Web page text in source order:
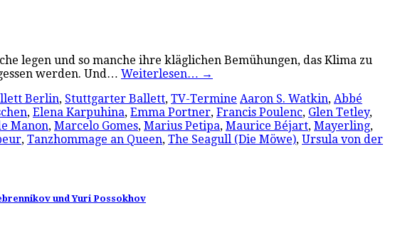
legen und so manche ihre kläglichen Bemühungen, das Klima zu
werden. Und… Weiterlesen… →
Berlin, Stuttgarter Ballett, TV-Termine Aaron S. Watkin, Abbé
, Elena Karpuhina, Emma Portner, Francis Poulenc, Glen Tetley,
Manon, Marcelo Gomes, Marius Petipa, Maurice Béjart, Mayerling,
, Tanzhommage an Queen, The Seagull (Die Möwe), Ursula von der
und Yuri Possokhov